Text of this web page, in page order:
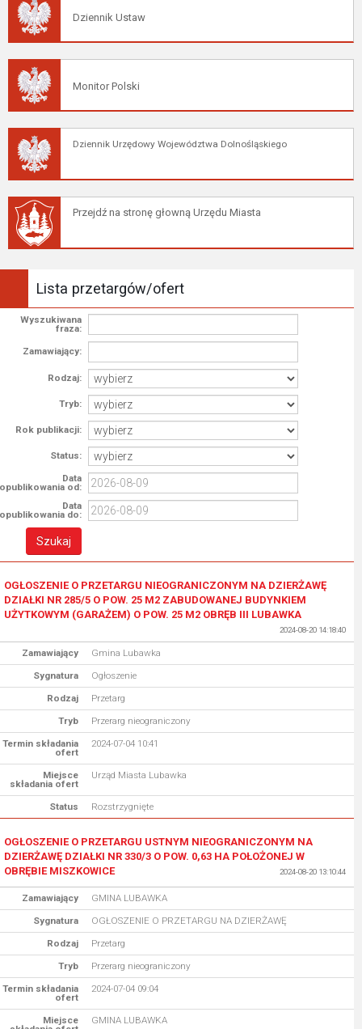
Dziennik Ustaw
Monitor Polski
Dziennik Urzędowy Województwa Dolnośląskiego
Przejdź na stronę głowną Urzędu Miasta
Lista przetargów/ofert
Wyszukiwana
fraza:
Zamawiający:
Rodzaj:
Tryb:
Rok publikacji:
Status:
Data
opublikowania od:
Data
opublikowania do:
OGŁOSZENIE O PRZETARGU NIEOGRANICZONYM NA DZIERŻAWĘ
DZIAŁKI NR 285/5 O POW. 25 M2 ZABUDOWANEJ BUDYNKIEM
UŻYTKOWYM (GARAŻEM) O POW. 25 M2 OBRĘB III LUBAWKA
2024-08-20 14:18:40
Zamawiający
Gmina Lubawka
Sygnatura
Ogłoszenie
Rodzaj
Przetarg
Tryb
Przerarg nieograniczony
Termin składania
ofert
2024-07-04 10:41
Miejsce
składania ofert
Urząd Miasta Lubawka
Status Rozstrzygnięte
OGŁOSZENIE O PRZETARGU USTNYM NIEOGRANICZONYM NA
DZIERŻAWĘ DZIAŁKI NR 330/3 O POW. 0,63 HA POŁOŻONEJ W
OBRĘBIE MISZKOWICE
2024-08-20 13:10:44
Zamawiający
GMINA LUBAWKA
Sygnatura
OGŁOSZENIE O PRZETARGU NA DZIERŻAWĘ
Rodzaj
Przetarg
Tryb
Przerarg nieograniczony
Termin składania
ofert
2024-07-04 09:04
Miejsce GMINA LUBAWKA